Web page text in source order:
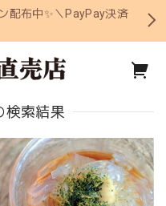
配布中✨＼PayPay決済
検索結果